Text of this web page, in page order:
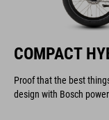
COMPACT
Proof that the best
design with Bosch power